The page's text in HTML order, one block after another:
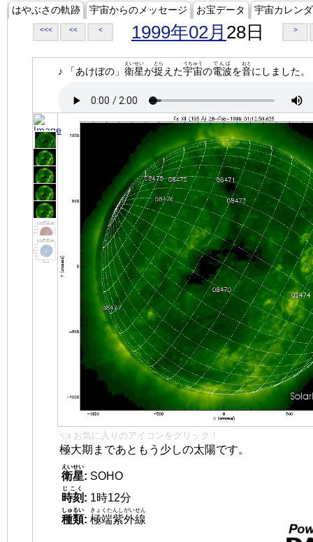
はやぶさの軌跡 宇宙からのメッセージ お宝データ 宇宙カレン
<<< << < 1999年02月 28日 >
♪ 「あけぼの」 衛星
えいせい
が捉
とら
えた宇宙
うちゅう
の電波
でんぱ
を音
おと
にしました。
👈 お気に入りのアイコンをクリック！
極大期まであともう少しの太陽です。
衛星
えいせい
: SOHO
時刻
じこく
: 1時12分
種類
しゅるい
: 極端紫外線
きょくたんしがいせん